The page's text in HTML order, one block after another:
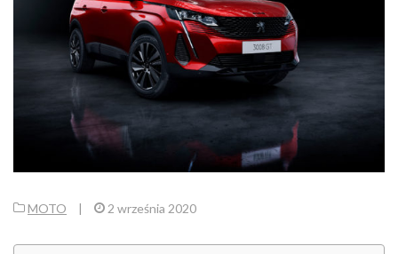
MOTO | 2 września 2020